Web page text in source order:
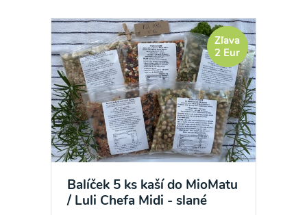
Zľava
2 Eur
Balíček 5 ks kaší do MioMatu
/ Luli Chefa Midi - slané